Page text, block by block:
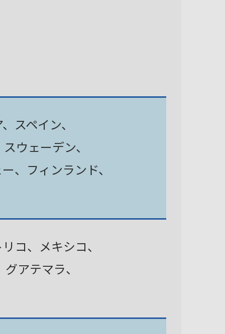
スペイン、
ウェーデン、
、フィンランド、
コ、メキシコ、
アテマラ、